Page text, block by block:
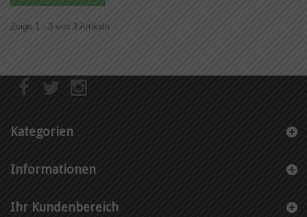
Zeige 1 - 3 von 3 Artikeln
Kategorien
Informationen
Ihr Kundenbereich